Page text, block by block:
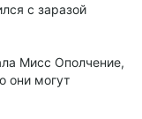
с заразой
Мисс Ополчение,
они могут